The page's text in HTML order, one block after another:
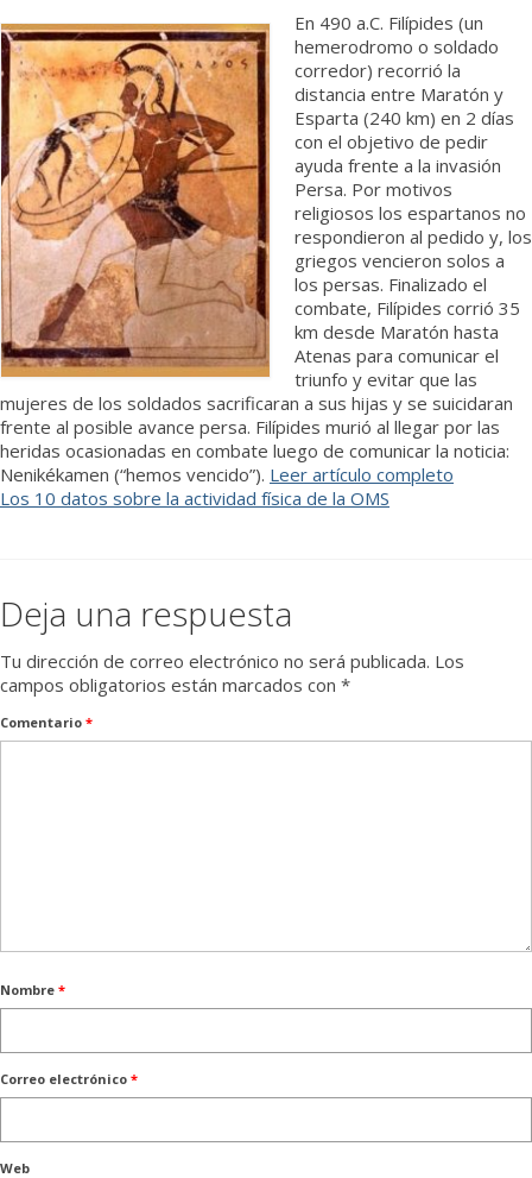
En 490 a.C. Filípides (un
hemerodromo o soldado
corredor) recorrió la
distancia entre Maratón y
Esparta (240 km) en 2 días
con el objetivo de pedir
ayuda frente a la invasión
Persa. Por motivos
religiosos los espartanos no
respondieron al pedido y, los
griegos vencieron solos a
los persas. Finalizado el
combate, Filípides corrió 35
km desde Maratón hasta
Atenas para comunicar el
triunfo y evitar que las
mujeres de los soldados sacrificaran a sus hijas y se suicidaran
frente al posible avance persa. Filípides murió al llegar por las
heridas ocasionadas en combate luego de comunicar la noticia:
Nenikékamen (“hemos vencido”). Leer artículo completo
Los 10 datos sobre la actividad física de la OMS
Deja una respuesta
Tu dirección de correo electrónico no será publicada. Los
campos obligatorios están marcados con *
Comentario *
Nombre *
Correo electrónico *
Web